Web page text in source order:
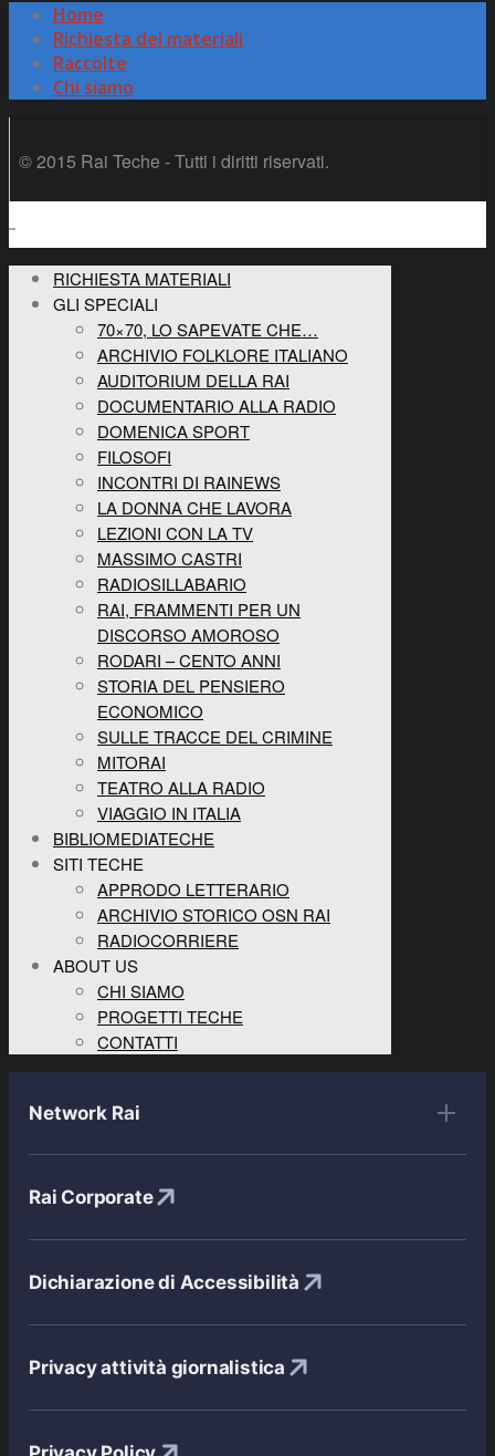
Home
Richiesta dei materiali
Raccolte
Chi siamo
© 2015 Rai Teche - Tutti i diritti riservati.
RICHIESTA MATERIALI
GLI SPECIALI
70×70, LO SAPEVATE CHE…
ARCHIVIO FOLKLORE ITALIANO
AUDITORIUM DELLA RAI
DOCUMENTARIO ALLA RADIO
DOMENICA SPORT
FILOSOFI
INCONTRI DI RAINEWS
LA DONNA CHE LAVORA
LEZIONI CON LA TV
MASSIMO CASTRI
RADIOSILLABARIO
RAI, FRAMMENTI PER UN
DISCORSO AMOROSO
RODARI – CENTO ANNI
STORIA DEL PENSIERO
ECONOMICO
SULLE TRACCE DEL CRIMINE
MITORAI
TEATRO ALLA RADIO
VIAGGIO IN ITALIA
BIBLIOMEDIATECHE
SITI TECHE
APPRODO LETTERARIO
ARCHIVIO STORICO OSN RAI
RADIOCORRIERE
ABOUT US
CHI SIAMO
PROGETTI TECHE
CONTATTI